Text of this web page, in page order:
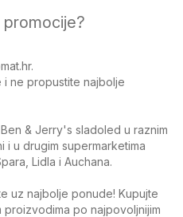
promocije?
ne propustite najbolje
& Jerry's sladoled u raznim
i u drugim supermarketima
Lidla i Auchana.
uz najbolje ponude! Kupujte
proizvodima po najpovoljnijim